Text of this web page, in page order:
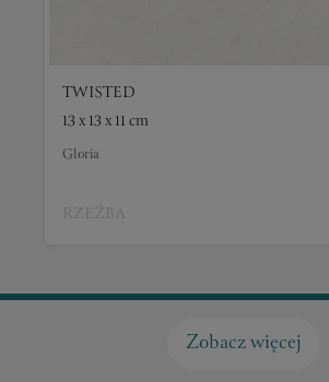
TWISTED
13 x 13 x 11 cm
Gloria
RZEŹBA
Zobacz więcej